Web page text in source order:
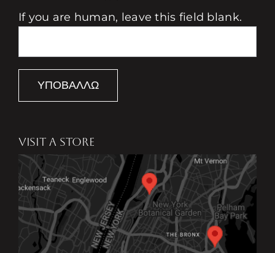
If you are human, leave this field blank.
ΥΠΟΒΆΛΛΩ
VISIT A STORE